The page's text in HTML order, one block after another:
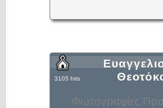
Φωτογραφίες
3105 hits